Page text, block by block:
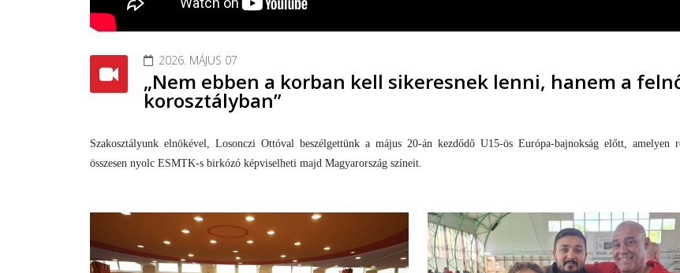
2026. MÁJUS 07
„Nem ebben a korban kell sikeresnek lenni, hanem a
korosztályban”
Szakosztályunk elnökével, Losonczi Ottóval beszélgettünk a május 20-án kezdődő U15-ös Európa-bajnokság előtt, amelyen
összesen nyolc ESMTK-s birkózó képviselheti majd Magyarország színeit.